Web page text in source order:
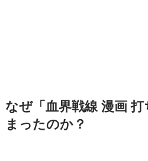
なぜ「血界戦線 漫画
まったのか？